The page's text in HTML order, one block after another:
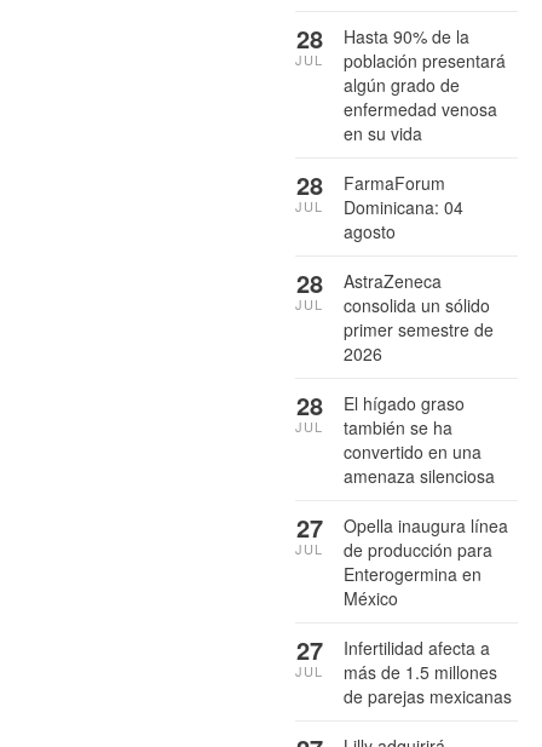
Hasta 90% de la
población presentará
algún grado de
enfermedad venosa
en su vida
28
JUL
FarmaForum
Dominicana: 04
agosto
28
JUL
AstraZeneca
consolida un sólido
primer semestre de
2026
28
JUL
El hígado graso
también se ha
convertido en una
amenaza silenciosa
28
JUL
Opella inaugura línea
de producción para
Enterogermina en
México
27
JUL
Infertilidad afecta a
más de 1.5 millones
de parejas mexicanas
27
JUL